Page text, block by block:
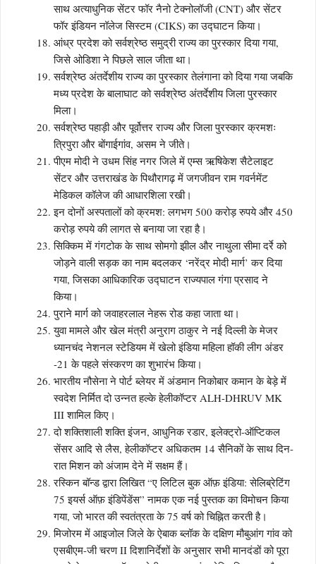
साथ अत्याधुनिक सेंटर फॉर नैनो टेक्नोलॉजी (CNT) और सेंटर
फॉर इंडियन नॉलेज सिस्टम (CIKS) का उद्घाटन किया।
आंध्र प्रदेश को सर्वश्रेष्ठ समुद्री राज्य का पुरस्कार दिया गया,
जिसे ओडिशा ने पिछले साल जीता था।
सर्वश्रेष्ठ अंतर्देशीय राज्य का पुरस्कार तेलंगाना को दिया गया जबकि
मध्य प्रदेश के बालाघाट को सर्वश्रेष्ठ अंतर्देशीय जिला पुरस्कार
मिला।
सर्वश्रेष्ठ पहाड़ी और पूर्वोत्तर राज्य और जिला पुरस्कार क्रमशः
त्रिपुरा और बोंगाईगांव, असम ने जीते।
पीएम मोदी ने उधम सिंह नगर जिले में एम्स ऋषिकेश सैटेलाइट
सेंटर और उत्तराखंड के पिथौरागढ़ में जगजीवन राम गवर्नमेंट
मेडिकल कॉलेज की आधारशिला रखी।
इन दोनों अस्पतालों को क्रमश: लगभग 500 करोड़ रुपये और 450
करोड़ रुपये की लागत से बनाया जा रहा है।
सिक्किम में गंगटोक के साथ सोमगो झील और नाथुला सीमा दर्रे को
जोड़ने वाली सड़क का नाम बदलकर ‘नरेंद्र मोदी मार्ग’ कर दिया
गया, जिसका आधिकारिक उद्घाटन राज्यपाल गंगा प्रसाद ने
किया।
पुराने मार्ग को जवाहरलाल नेहरू रोड कहा जाता था।
युवा मामले और खेल मंत्री अनुराग ठाकुर ने नई दिल्ली के मेजर
ध्यानचंद नेशनल स्टेडियम में खेलो इंडिया महिला हॉकी लीग अंडर
-21 के पहले संस्करण का शुभारंभ किया।
भारतीय नौसेना ने पोर्ट ब्लेयर में अंडमान निकोबार कमान के बेड़े में
स्वदेश निर्मित दो उन्नत हल्के हेलीकॉप्टर ALH-DHRUV MK
III शामिल किए।
दो शक्तिशाली शक्ति इंजन, आधुनिक रडार, इलेक्ट्रो-ऑप्टिकल
सेंसर आदि से लैस, हेलीकॉप्टर अधिकतम 14 सैनिकों के साथ दिन-
रात मिशन को अंजाम देने में सक्षम हैं।
रस्किन बॉन्ड द्वारा लिखित “ए लिटिल बुक ऑफ़ इंडिया: सेलिब्रेटिंग
75 इयर्स ऑफ़ इंडिपेंडेंस” नामक एक नई पुस्तक का विमोचन किया
गया, जो भारत की स्वतंत्रता के 75 वर्ष को चिह्नित करती है।
मिजोरम में आइजोल जिले के ऐबाक ब्लॉक के दक्षिण मौबुआंग गांव को
एसबीएम-जी चरण II दिशानिर्देशों के अनुसार सभी मानदंडों को पूरा